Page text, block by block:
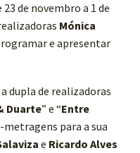
23 de novembro a 1 de
Mónica
e apresentar
dupla de realizadoras
Duarte” e “Entre
para a sua
e Ricardo Alves